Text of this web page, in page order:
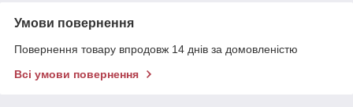
Умови повернення
Повернення товару впродовж 14 днів за домовленістю
Всі умови повернення